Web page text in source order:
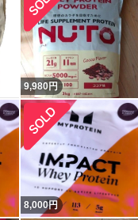
9,980円
8,000円